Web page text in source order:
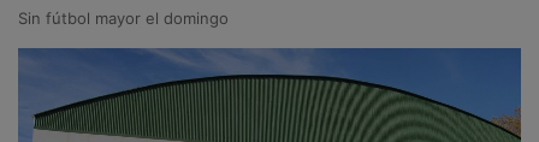
Sin fútbol mayor el domingo